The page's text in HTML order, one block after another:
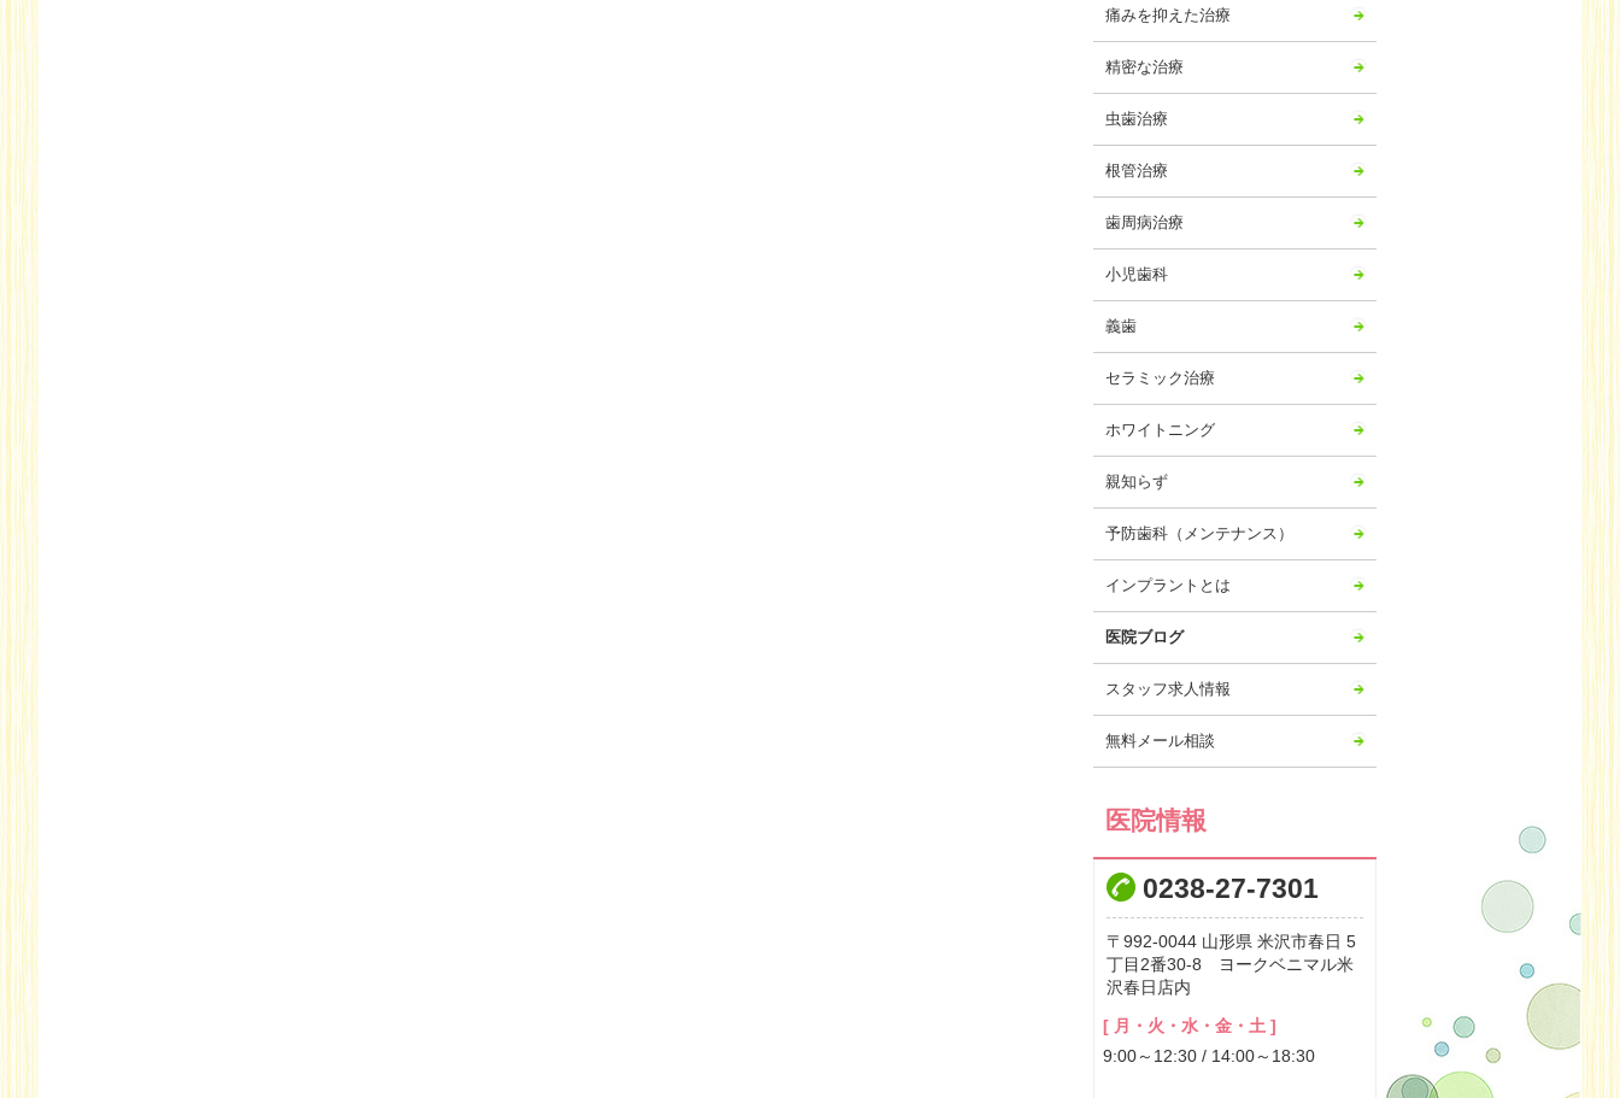
2024年11月
2024年10月
2024年09月
2024年08月
2024年07月
2024年05月
2024年04月
2024年02月
2023年11月
2023年08月
2023年05月
2023年03月
2023年02月
2022年12月
2022年10月
2022年09月
2022年08月
2022年07月
2022年06月
2022年05月
痛みを抑えた治療
精密な治療
虫歯治療
根管治療
歯周病治療
小児歯科
義歯
セラミック治療
ホワイトニング
親知らず
予防歯科（メンテナンス）
インプラントとは
医院ブログ
スタッフ求人情報
無料メール相談
医院情報
0238-27-7301
992-0044 山形県 米沢市春日 5
丁目2番30-8 ヨークベニマル米
沢春日店内
[ 月・火・水・金・土 ]
9:00～12:30 / 14:00～18:30